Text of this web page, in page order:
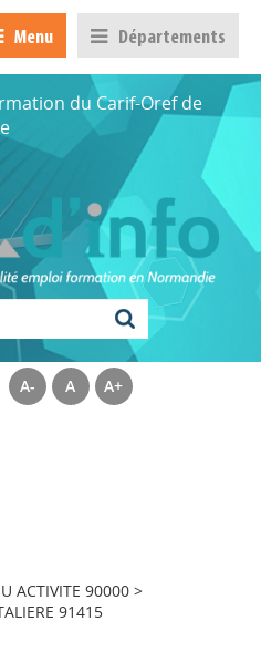
Menu Départements
du Carif-Oref de
A- A A+
ACTIVITE 90000 >
91415